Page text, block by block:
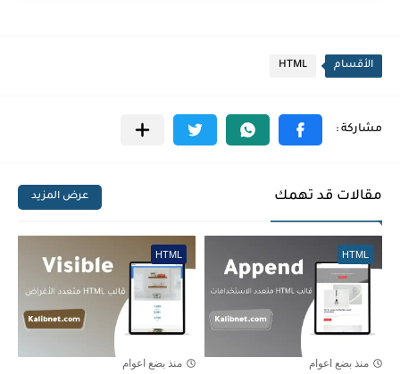
الأقسام HTML
مقالات قد تهمك عرض المزيد
HTML
منذ بضع اعوام
HTML
منذ بضع اعوام